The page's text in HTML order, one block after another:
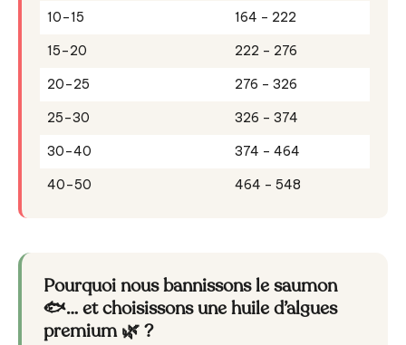
10–15 164 – 222
15–20 222 – 276
20–25 276 – 326
25–30 326 – 374
30–40 374 – 464
40–50 464 – 548
Pourquoi nous bannissons le saumon
🐟… et choisissons une huile d’algues
premium 🌿 ?